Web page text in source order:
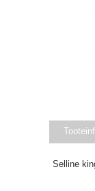
Selline